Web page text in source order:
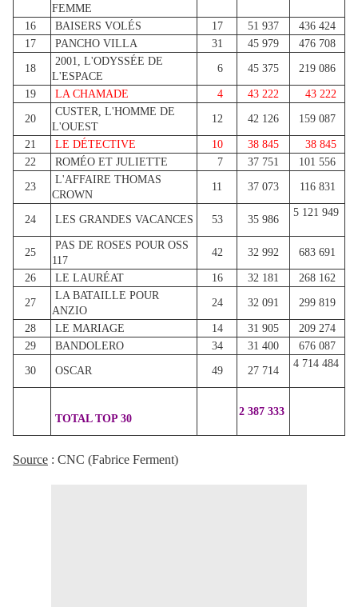
FEMME
16 BAISERS VOLÉS 17 51 937
436 424
17
PANCHO VILLA 31 45 979 476 708
18
2001, L'ODYSSÉE DE
L'ESPACE
6 45 375 219 086
19 LA CHAMADE 4 43 222 43 222
20
CUSTER, L'HOMME DE
L'OUEST
12 42 126 159 087
21 LE DÉTECTIVE 10 38 845
38 845
22
ROMÉO ET JULIETTE 7 37 751 101 556
23
L'AFFAIRE THOMAS
CROWN
11 37 073 116 831
24 LES GRANDES VACANCES 53 35 986
5 121 949
25
PAS DE ROSES POUR OSS
117
42 32 992 683 691
26 LE LAURÉAT 16 32 181 268 162
27
LA BATAILLE POUR
ANZIO
24 32 091 299 819
28 LE MARIAGE 14 31 905
209 274
29
BANDOLERO 34 31 400 676 087
30 OSCAR 49 27 714
4 714 484
TOTAL TOP 30
2 387 333
Source : CNC (Fabrice Ferment)